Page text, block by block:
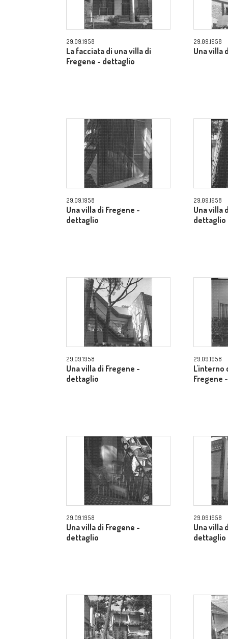
29.09.1958
La facciata di una villa di
Fregene - dettaglio
29.09.1958
Una villa
29.09.1958
Una villa di Fregene -
dettaglio
29.09.1958
Una villa
dettaglio
29.09.1958
Una villa di Fregene -
dettaglio
29.09.1958
L'interno
Fregene
29.09.1958
Una villa di Fregene -
dettaglio
29.09.1958
Una villa
dettaglio